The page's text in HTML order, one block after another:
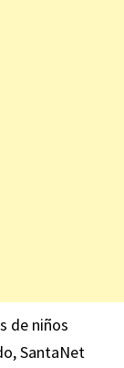
de niños
SantaNet